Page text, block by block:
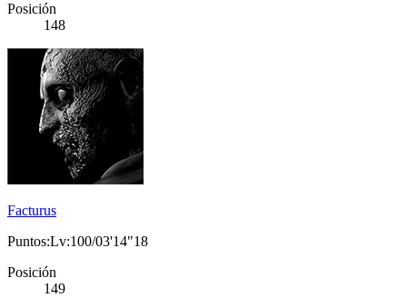
Posición
148
Facturus
Puntos:Lv:100/03'14"18
Posición
149